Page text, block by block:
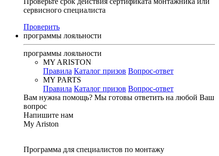
сервисного специалиста
Проверить
программы лояльности
программы лояльности
MY ARISTON
Правила Каталог призов Вопрос-ответ
MY PARTS
Правила Каталог призов Вопрос-ответ
Вам нужна помощь? Мы готовы ответить на любой Ваш
вопрос
Напишите нам
My Ariston
Программа для специалистов по монтажу